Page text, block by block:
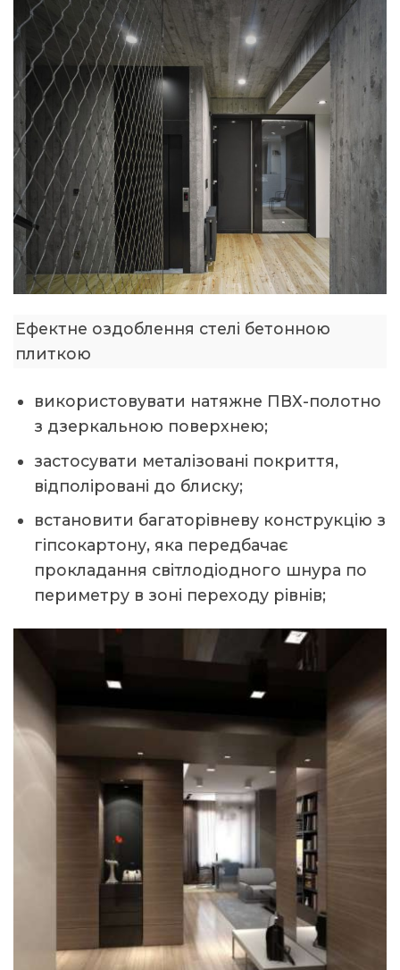
Ефектне оздоблення стелі бетонною
плиткою
використовувати натяжне ПВХ-полотно
з дзеркальною поверхнею;
застосувати металізовані покриття,
відполіровані до блиску;
встановити багаторівневу конструкцію з
гіпсокартону, яка передбачає
прокладання світлодіодного шнура по
периметру в зоні переходу рівнів;